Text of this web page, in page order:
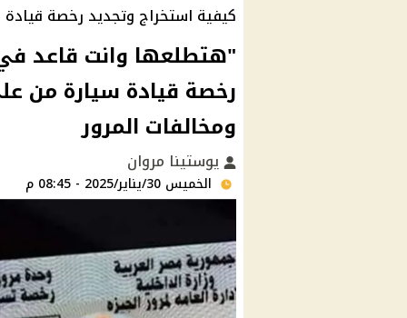
كيفية استخراج وتجديد رخصة
"هتطلعها وانت قاعد
رخصة قيادة سيارة من
ومخالفات المرور
يوستينا مروان
الخميس 30/يناير/2025 - 08:45 م